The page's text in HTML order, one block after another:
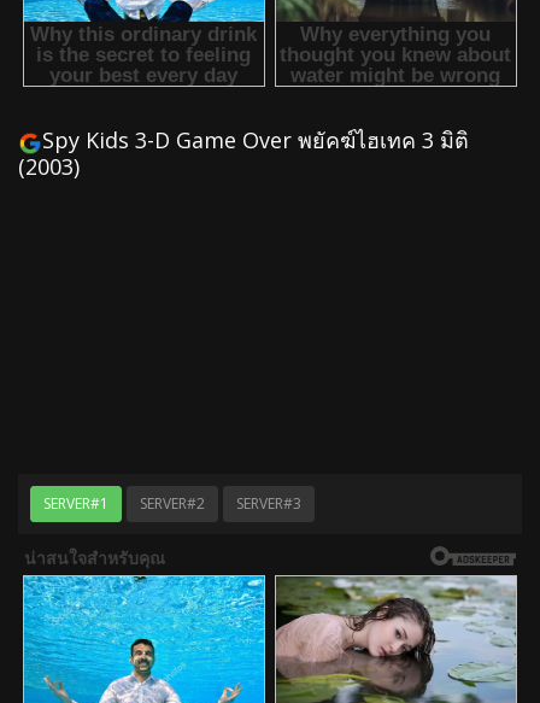
Spy Kids 3-D Game Over พยัคฆ์ไฮเทค 3 มิติ
(2003)
SERVER#1 SERVER#2 SERVER#3